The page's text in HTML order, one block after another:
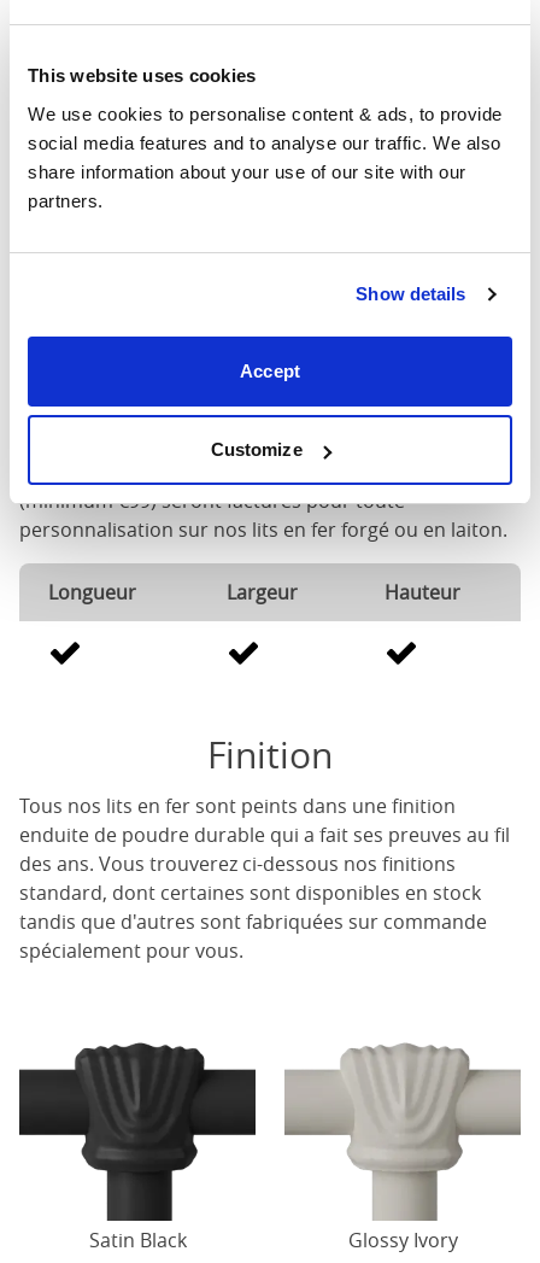
This website uses cookies
We use cookies to personalise content & ads, to provide
social media features and to analyse our traffic. We also
share information about your use of our site with our
partners.
Show details
Accept
Customize
Hauteur du pied: La hauteur maximale du pied du lit
Ces dimensions sont les dimensions extérieures du
cadre de lit. Il peut y avoir une variation de jusqu'à un
pouce sur les dimensions indiquées ici. Veuillez nous
contacter pour connaître les dimensions exactes de
nos lits.
Possibilité de personnalisation
Votre option n'est pas affichée? Nous pouvons
personnaliser nos produits en fonction de vos besoins.
Veuillez nous envoyer un courriel pour discuter des
essaierons de vous aider du mieux que nous pouvons.
(minimum €99) seront facturés pour toute
personnalisation sur nos lits en fer forgé ou en laiton.
Longueur Largeur Hauteur
Finition
Tous nos lits en fer sont peints dans une finition
enduite de poudre durable qui a fait ses preuves au fil
des ans. Vous trouverez ci-dessous nos finitions
standard, dont certaines sont disponibles en stock
tandis que d'autres sont fabriquées sur commande
spécialement pour vous.
Satin Black Glossy Ivory